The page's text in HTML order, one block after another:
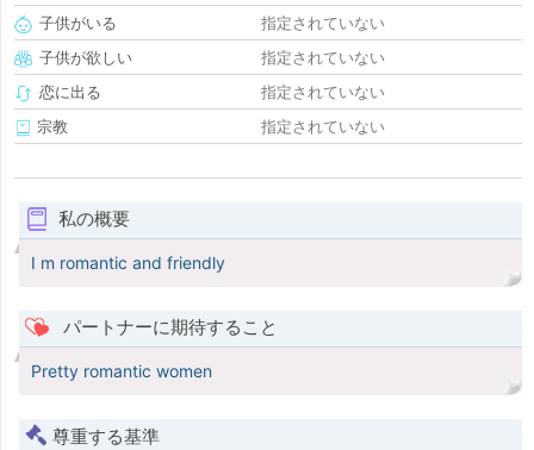
子供がいる
指定されていない
子供が欲しい
指定されていない
恋に出る
指定されていない
宗教
指定されていない
私の概要
I m romantic and friendly
パートナーに期待すること
Pretty romantic women
尊重する基準